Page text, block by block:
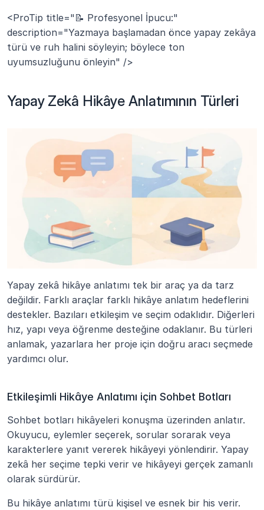
<ProTip title="📝 Profesyonel İpucu:"
description="Yazmaya başlamadan önce yapay zekâya
türü ve ruh halini söyleyin; böylece ton
uyumsuzluğunu önleyin" />
Yapay Zekâ Hikâye Anlatımının Türleri
Yapay zekâ hikâye anlatımı tek bir araç ya da tarz
değildir. Farklı araçlar farklı hikâye anlatım hedeflerini
destekler. Bazıları etkileşim ve seçim odaklıdır. Diğerleri
hız, yapı veya öğrenme desteğine odaklanır. Bu türleri
anlamak, yazarlara her proje için doğru aracı seçmede
yardımcı olur.
Etkileşimli Hikâye Anlatımı için Sohbet Botları
Sohbet botları hikâyeleri konuşma üzerinden anlatır.
Okuyucu, eylemler seçerek, sorular sorarak veya
karakterlere yanıt vererek hikâyeyi yönlendirir. Yapay
zekâ her seçime tepki verir ve hikâyeyi gerçek zamanlı
olarak sürdürür.
Bu hikâye anlatımı türü kişisel ve esnek bir his verir.